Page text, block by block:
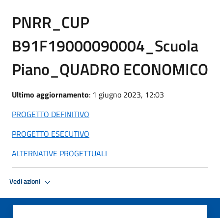
PNRR_CUP
B91F19000090004_Scuola
Piano_QUADRO ECONOMICO
Ultimo aggiornamento: 1 giugno 2023, 12:03
PROGETTO DEFINITIVO
PROGETTO ESECUTIVO
ALTERNATIVE PROGETTUALI
Vedi azioni